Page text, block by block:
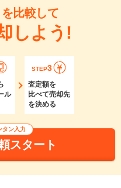
比較して
しよう!
ル
STEP3
査定額を
比べて売却先
を決める
タン入力
スタート